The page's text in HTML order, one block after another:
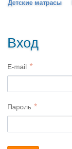
Детские матрасы
Вход
E-mail
Пароль